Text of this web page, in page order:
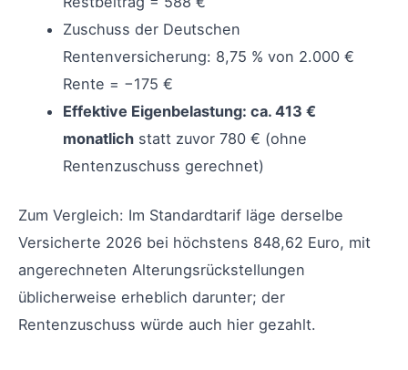
Zuschuss der Deutschen
Rentenversicherung: 8,75 % von 2.000 €
Rente = −175 €
Effektive Eigenbelastung: ca. 413 €
monatlichstatt zuvor 780 € (ohne
Rentenzuschuss gerechnet)
Zum Vergleich: Im Standardtarif läge derselbe
Versicherte 2026 bei höchstens 848,62 Euro, mit
angerechneten Alterungsrückstellungen
üblicherweise erheblich darunter; der
Rentenzuschuss würde auch hier gezahlt.